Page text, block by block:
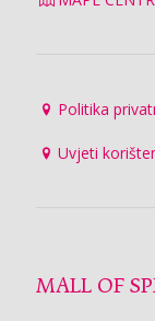
Politika
Uvjeti
MALL OF